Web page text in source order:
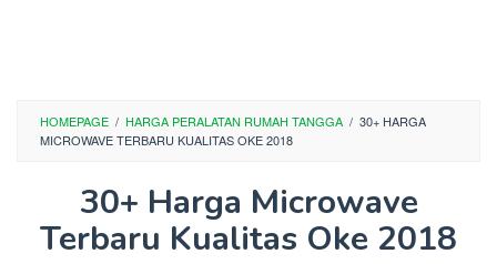
HOMEPAGE / HARGA PERALATAN RUMAH TANGGA / 30+ HARGA
MICROWAVE TERBARU KUALITAS OKE 2018
30+ Harga Microwave
Terbaru Kualitas Oke 2018